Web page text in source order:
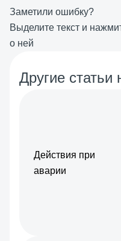
Заметили ошибку?
Выделите текст и
о ней
Другие статьи
Действия при
аварии